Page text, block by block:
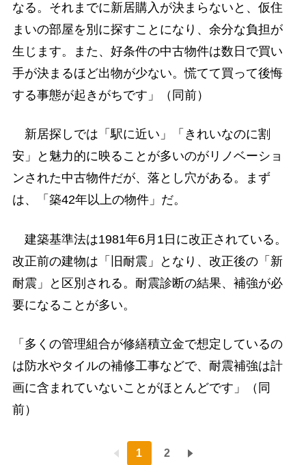
なる。それまでに新居購入が決まらないと、仮住
まいの部屋を別に探すことになり、余分な負担が
生じます。また、好条件の中古物件は数日で買い
手が決まるほど出物が少ない。慌てて買って後悔
する事態が起きがちです」（同前）
新居探しでは「駅に近い」「きれいなのに割
安」と魅力的に映ることが多いのがリノベーショ
ンされた中古物件だが、落とし穴がある。まず
は、「築42年以上の物件」だ。
建築基準法は1981年6月1日に改正されている。
改正前の建物は「旧耐震」となり、改正後の「新
耐震」と区別される。耐震診断の結果、補強が必
要になることが多い。
「多くの管理組合が修繕積立金で想定しているの
は防水やタイルの補修工事などで、耐震補強は計
画に含まれていないことがほとんどです」（同
前）
1 2